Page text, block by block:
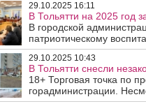
29.10.2025 16:11
В Тольятти на 2025 год
В городской
патриотическому
29.10.2025 10:43
В Тольятти снесли
18+ Торговая точка по
горадминистрации.